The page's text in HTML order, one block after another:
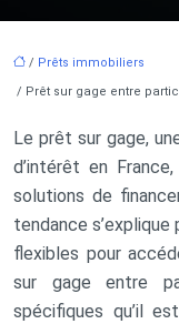
/ Prêts immobiliers
/ Prêt sur gage entre
Le prêt sur gage,
d’intérêt en
solutions de
tendance
flexibles pour
sur gage entre
spécifiques qu’il